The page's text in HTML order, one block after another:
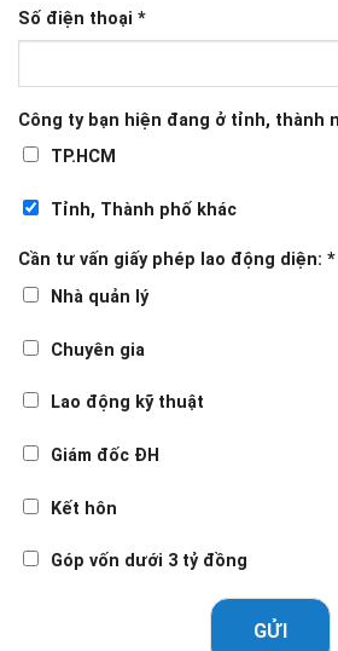
Số điện thoại *
Công ty bạn hiện đang ở tỉnh, thành
TP.HCM
Tỉnh, Thành phố khác
Cần tư vấn giấy phép lao động diện: *
Nhà quản lý
Chuyên gia
Lao động kỹ thuật
Giám đốc ĐH
Kết hôn
Góp vốn dưới 3 tỷ đồng
GỬI